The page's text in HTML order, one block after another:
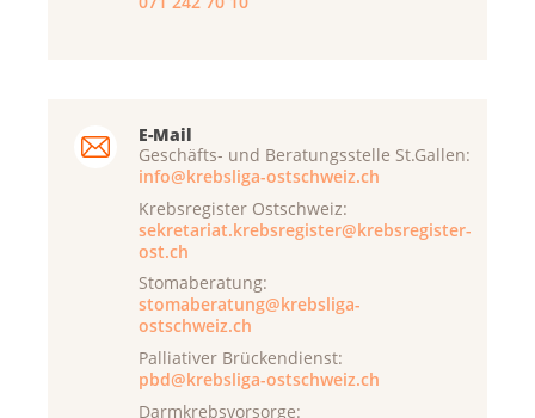
E-Mail
Geschäfts- und Beratungsstelle St.Gallen:
info@krebsliga-ostschweiz.ch
Krebsregister Ostschweiz:
sekretariat.krebsregister@krebsregister-
ost.ch
Stomaberatung:
stomaberatung@krebsliga-
ostschweiz.ch
Palliativer Brückendienst:
pbd@krebsliga-ostschweiz.ch
Darmkrebsvorsorge: